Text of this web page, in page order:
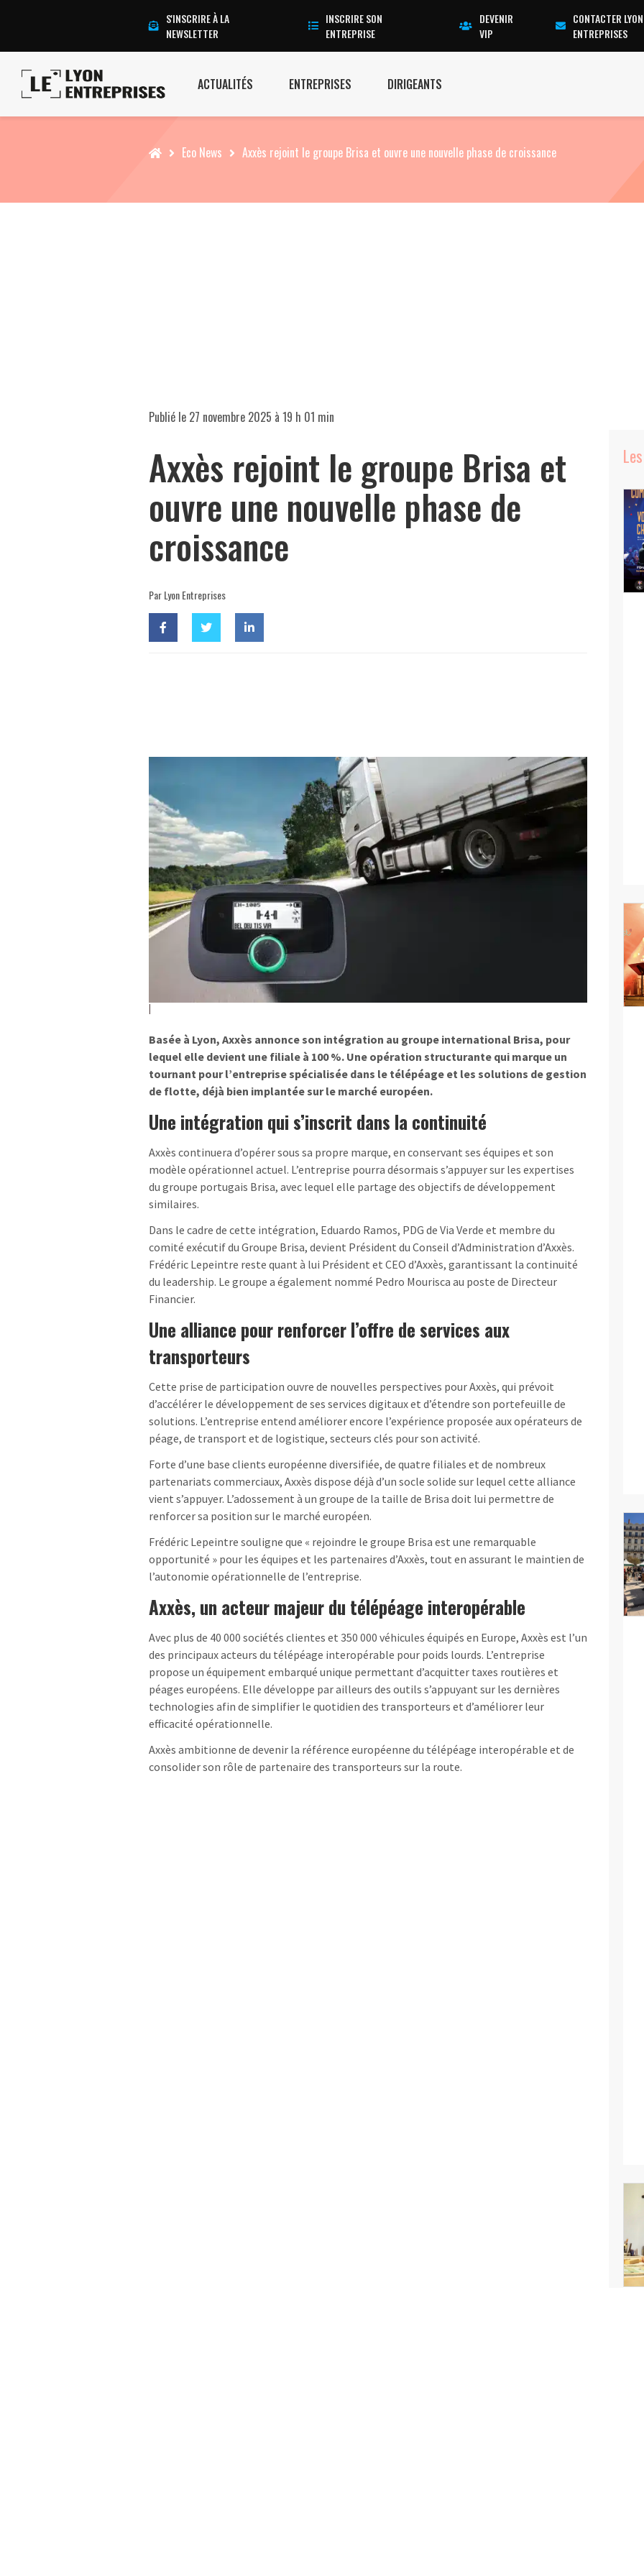
S'INSCRIRE À LA
NEWSLETTER
INSCRIRE SON
ENTREPRISE
DEVENIR
VIP
CONTACTER LYON
ENTREPRISES
ACTUALITÉS ENTREPRISES DIRIGEANTS
Accueil Eco News Axxès rejoint le groupe Brisa et ouvre une nouvelle phase de croissance
Publié le 27 novembre 2025 à 19 h 01 min
Axxès rejoint le groupe Brisa et
ouvre une nouvelle phase de
croissance
Par Lyon Entreprises
Basée à Lyon, Axxès annonce son intégration au groupe international Brisa, pour
lequel elle devient une filiale à 100 %. Une opération structurante qui marque un
tournant pour l’entreprise spécialisée dans le télépéage et les solutions de gestion
de flotte, déjà bien implantée sur le marché européen.
Une intégration qui s’inscrit dans la continuité
Axxès continuera d’opérer sous sa propre marque, en conservant ses équipes et son
modèle opérationnel actuel. L’entreprise pourra désormais s’appuyer sur les expertises
du groupe portugais Brisa, avec lequel elle partage des objectifs de développement
similaires.
Dans le cadre de cette intégration, Eduardo Ramos, PDG de Via Verde et membre du
comité exécutif du Groupe Brisa, devient Président du Conseil d’Administration d’Axxès.
Frédéric Lepeintre reste quant à lui Président et CEO d’Axxès, garantissant la continuité
du leadership. Le groupe a également nommé Pedro Mourisca au poste de Directeur
Financier.
Une alliance pour renforcer l’offre de services aux
transporteurs
Cette prise de participation ouvre de nouvelles perspectives pour Axxès, qui prévoit
d’accélérer le développement de ses services digitaux et d’étendre son portefeuille de
solutions. L’entreprise entend améliorer encore l’expérience proposée aux opérateurs de
péage, de transport et de logistique, secteurs clés pour son activité.
Forte d’une base clients européenne diversifiée, de quatre filiales et de nombreux
partenariats commerciaux, Axxès dispose déjà d’un socle solide sur lequel cette alliance
vient s’appuyer. L’adossement à un groupe de la taille de Brisa doit lui permettre de
renforcer sa position sur le marché européen.
Frédéric Lepeintre souligne que « rejoindre le groupe Brisa est une remarquable
opportunité » pour les équipes et les partenaires d’Axxès, tout en assurant le maintien de
l’autonomie opérationnelle de l’entreprise.
Axxès, un acteur majeur du télépéage interopérable
Avec plus de 40 000 sociétés clientes et 350 000 véhicules équipés en Europe, Axxès est l’un
des principaux acteurs du télépéage interopérable pour poids lourds. L’entreprise
propose un équipement embarqué unique permettant d’acquitter taxes routières et
péages européens. Elle développe par ailleurs des outils s’appuyant sur les dernières
technologies afin de simplifier le quotidien des transporteurs et d’améliorer leur
efficacité opérationnelle.
Axxès ambitionne de devenir la référence européenne du télépéage interopérable et de
consolider son rôle de partenaire des transporteurs sur la route.